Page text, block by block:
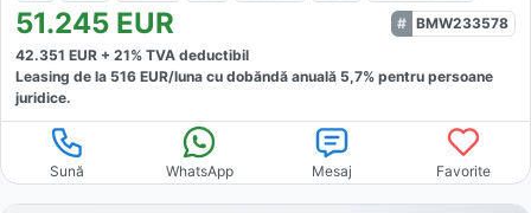
51.245 EUR
BMW233578
42.351 EUR + 21% TVA deductibil
Leasing de la 516 EUR/luna cu dobăndă anuală 5,7% pentru persoane
juridice.
Sună WhatsApp Mesaj Favorite